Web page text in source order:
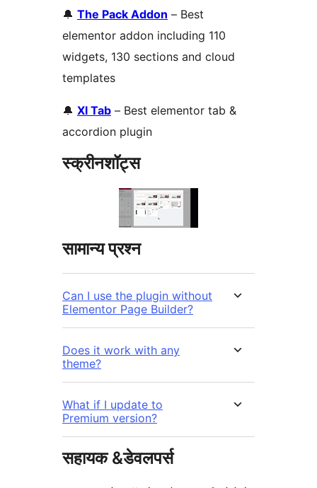
🔔 The Pack Addon – Best
elementor addon including 110
widgets, 130 sections and cloud
templates
🔔 Xl Tab – Best elementor tab &
accordion plugin
स्क्रीनशॉट्स
सामान्य प्रश्न
Can I use the plugin without
Elementor Page Builder?
Does it work with any
theme?
What if I update to
Premium version?
सहायक &डेवलपर्स